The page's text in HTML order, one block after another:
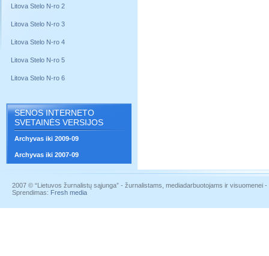
Litova Stelo N-ro 2
Litova Stelo N-ro 3
Litova Stelo N-ro 4
Litova Stelo N-ro 5
Litova Stelo N-ro 6
SENOS INTERNETO
SVETAINĖS VERSIJOS
Archyvas iki 2009-09
Archyvas iki 2007-09
2007 © “Lietuvos žurnalistų sąjunga” - žurnalistams, mediadarbuotojams ir visuomenei
Sprendimas: Fresh media